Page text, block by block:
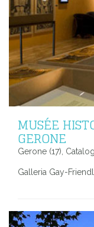
MUSÉE
GERONE
Gerone (17),
Galleria Gay-